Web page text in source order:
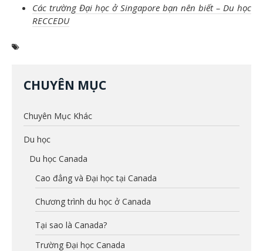
Các trường Đại học ở Singapore bạn nên biết – Du học
RECCEDU
CHUYÊN MỤC
Chuyên Mục Khác
Du học
Du học Canada
Cao đẳng và Đại học tại Canada
Chương trình du học ở Canada
Tại sao là Canada?
Trường Đại học Canada